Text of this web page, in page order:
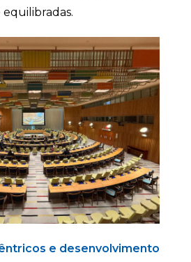
e desenvolvimento